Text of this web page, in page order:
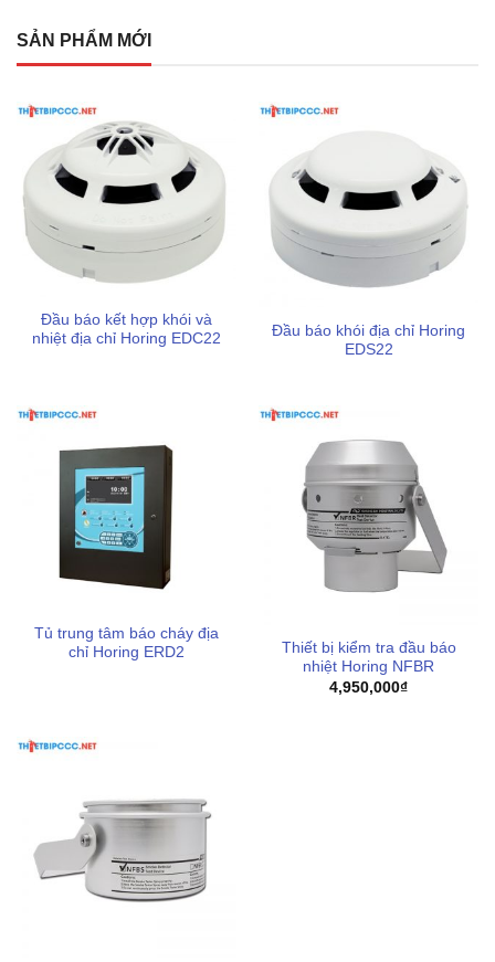
SẢN PHẨM MỚI
Đầu báo kết hợp khói và
nhiệt địa chỉ Horing EDC22
Đầu báo khói địa chỉ Horing
EDS22
Tủ trung tâm báo cháy địa
chỉ Horing ERD2
Thiết bị kiểm tra đầu báo
nhiệt Horing NFBR
4,950,000₫